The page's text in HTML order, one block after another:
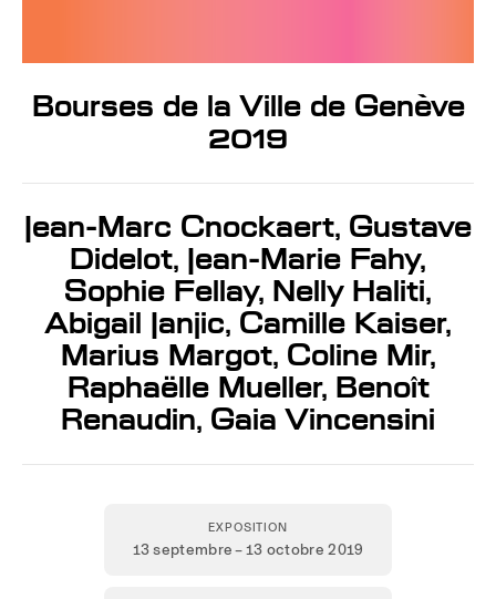
Bourses de la Ville de Genève
2019
Jean-Marc Cnockaert, Gustave
Didelot, Jean-Marie Fahy,
Sophie Fellay, Nelly Haliti,
Abigail Janjic, Camille Kaiser,
Marius Margot, Coline Mir,
Raphaëlle Mueller, Benoît
Renaudin, Gaia Vincensini
EXPOSITION
13 septembre – 13 octobre 2019